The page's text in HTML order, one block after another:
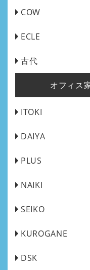
COW
ECLE
古代
オフィス
ITOKI
DAIYA
PLUS
NAIKI
SEIKO
KUROGANE
DSK